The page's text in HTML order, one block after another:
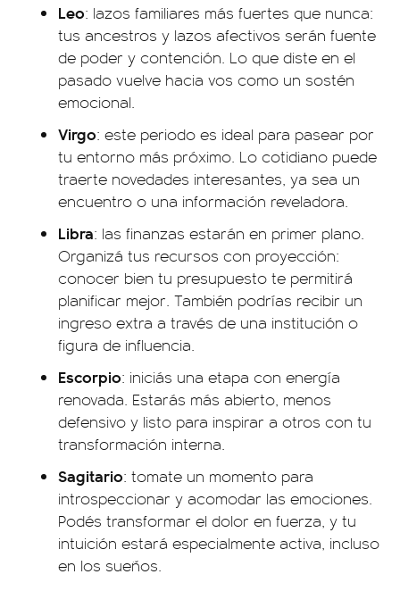
Leo: lazos familiares más fuertes que nunca:
tus ancestros y lazos afectivos serán fuente
de poder y contención. Lo que diste en el
pasado vuelve hacia vos como un sostén
emocional.
Virgo: este periodo es ideal para pasear por
tu entorno más próximo. Lo cotidiano puede
traerte novedades interesantes, ya sea un
encuentro o una información reveladora.
Libra: las finanzas estarán en primer plano.
Organizá tus recursos con proyección:
conocer bien tu presupuesto te permitirá
planificar mejor. También podrías recibir un
ingreso extra a través de una institución o
figura de influencia.
Escorpio: iniciás una etapa con energía
renovada. Estarás más abierto, menos
defensivo y listo para inspirar a otros con tu
transformación interna.
Sagitario: tomate un momento para
introspeccionar y acomodar las emociones.
Podés transformar el dolor en fuerza, y tu
intuición estará especialmente activa, incluso
en los sueños.